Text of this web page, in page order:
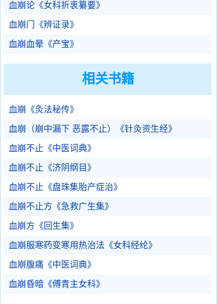
血崩论《女科折衷纂要》
血崩门《辨证录》
血崩血晕《产宝》
相关书籍
血崩《灸法秘传》
血崩（崩中漏下 恶露不止）《针灸资生经》
血崩不止《中医词典》
血崩不止《济阴纲目》
血崩不止《盘珠集胎产症治》
血崩不止方《急救广生集》
血崩方《回生集》
血崩服寒药变寒用热治法《女科经纶》
血崩腹痛《中医词典》
血崩昏暗《傅青主女科》